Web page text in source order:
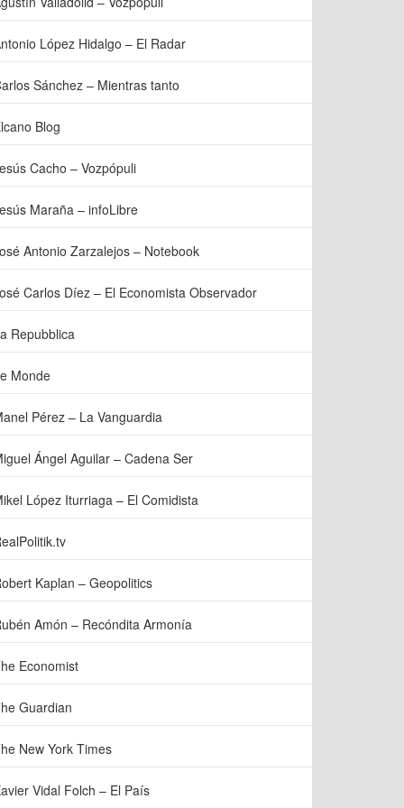
López Hidalgo – El Radar
Sánchez – Mientras tanto
Blog
Cacho – Vozpópuli
Maraña – infoLibre
Antonio Zarzalejos – Notebook
Carlos Díez – El Economista Observador
Repubblica
Monde
Pérez – La Vanguardia
Ángel Aguilar – Cadena Ser
López Iturriaga – El Comidista
Kaplan – Geopolitics
Amón – Recóndita Armonía
Economist
Guardian
New York Times
Vidal Folch – El País